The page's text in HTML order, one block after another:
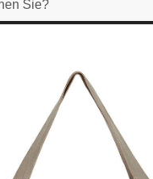
/ Taschen & Accessoires